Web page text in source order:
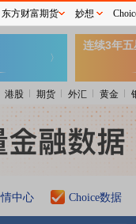
港股 期货 外汇 黄金
中心 Choice数据
东方财富期货 妙想